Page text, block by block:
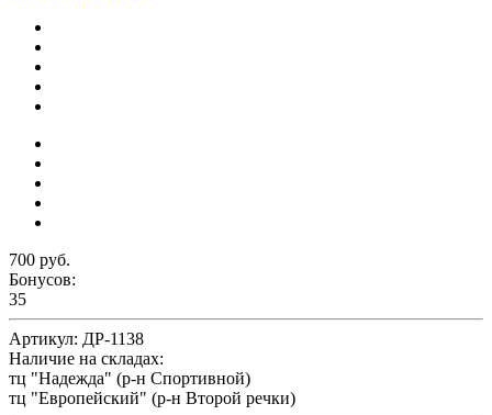
700 руб.
Бонусов:
35
Артикул: ДР-1138
Наличие на складах:
тц "Надежда" (р-н Спортивной)
тц "Европейский" (р-н Второй речки)